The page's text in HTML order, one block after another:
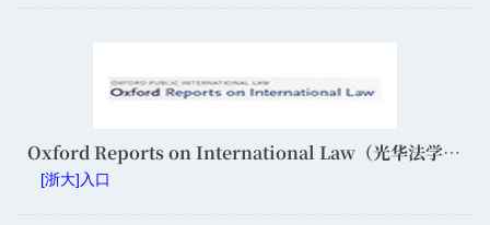
Oxford Reports on International Law（光华法学院购买）
[浙大]入口